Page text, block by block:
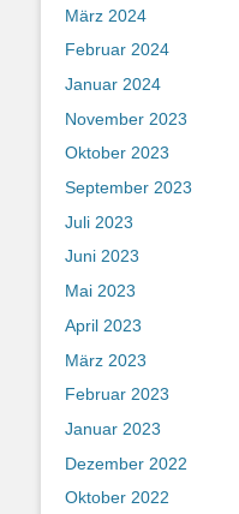
März 2024
Februar 2024
Januar 2024
November 2023
Oktober 2023
September 2023
Juli 2023
Juni 2023
Mai 2023
April 2023
März 2023
Februar 2023
Januar 2023
Dezember 2022
Oktober 2022